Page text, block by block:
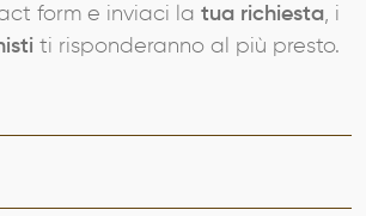
form e inviaci la tua richiesta, i
ti risponderanno al più presto.